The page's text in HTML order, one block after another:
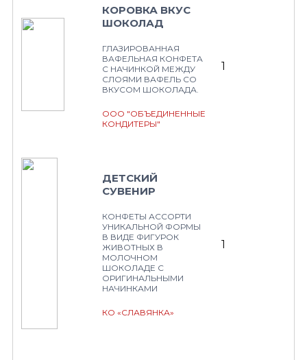
КОРОВКА ВКУС
ШОКОЛАД
ГЛАЗИРОВАННАЯ
ВАФЕЛЬНАЯ КОНФЕТА
С НАЧИНКОЙ МЕЖДУ
СЛОЯМИ ВАФЕЛЬ СО
ВКУСОМ ШОКОЛАДА.
ООО "ОБЪЕДИНЕННЫЕ
КОНДИТЕРЫ"
1
ДЕТСКИЙ
СУВЕНИР
КОНФЕТЫ АССОРТИ
УНИКАЛЬНОЙ ФОРМЫ
В ВИДЕ ФИГУРОК
ЖИВОТНЫХ В
МОЛОЧНОМ
ШОКОЛАДЕ С
ОРИГИНАЛЬНЫМИ
НАЧИНКАМИ
КО «СЛАВЯНКА»
1